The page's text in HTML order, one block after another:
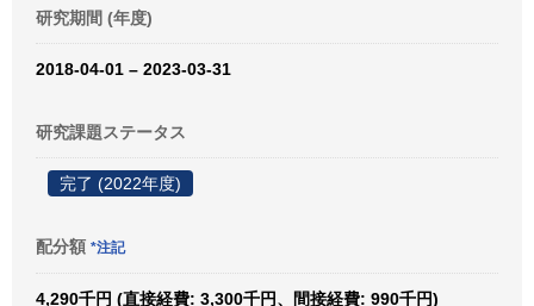
研究期間 (年度)
2018-04-01 – 2023-03-31
研究課題ステータス
完了 (2022年度)
配分額 *注記
4,290千円 (直接経費: 3,300千円、間接経費: 990千円)